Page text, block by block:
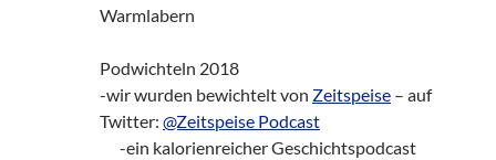
Warmlabern
Podwichteln 2018
-wir wurden bewichtelt von Zeitspeise – auf
Twitter: @Zeitspeise Podcast
-ein kalorienreicher Geschichtspodcast